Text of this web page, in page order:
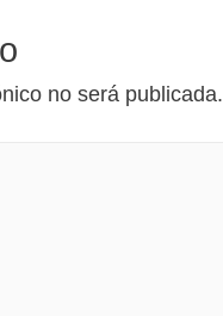
no será publicada.